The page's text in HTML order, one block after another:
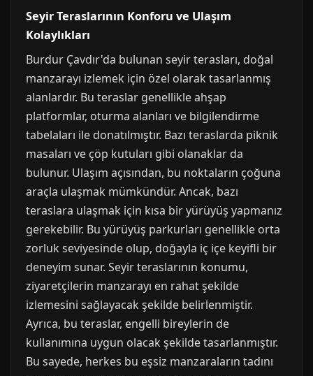
Seyir Teraslarının Konforu ve Ulaşım
Kolaylıkları
Burdur Çavdır'da bulunan seyir terasları, doğal
manzarayı izlemek için özel olarak tasarlanmış
alanlardır. Bu teraslar genellikle ahşap
platformlar, oturma alanları ve bilgilendirme
tabelaları ile donatılmıştır. Bazı teraslarda piknik
masaları ve çöp kutuları gibi olanaklar da
bulunur. Ulaşım açısından, bu noktaların çoğuna
araçla ulaşmak mümkündür. Ancak, bazı
teraslara ulaşmak için kısa bir yürüyüş yapmanız
gerekebilir. Bu yürüyüş parkurları genellikle orta
zorluk seviyesinde olup, doğayla iç içe keyifli bir
deneyim sunar. Seyir teraslarının konumu,
ziyaretçilerin manzarayı en rahat şekilde
izlemesini sağlayacak şekilde belirlenmiştir.
Ayrıca, bu teraslar, engelli bireylerin de
kullanımına uygun olacak şekilde tasarlanmıştır.
Bu sayede, herkes bu eşsiz manzaraların tadını